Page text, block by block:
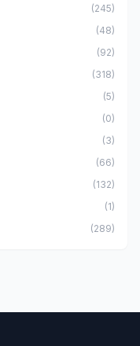
(245)
(48)
(92)
(318)
(5)
(0)
(3)
(66)
(132)
(1)
(289)